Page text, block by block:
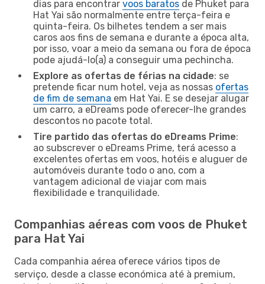
dias para encontrar voos baratos de Phuket para
Hat Yai são normalmente entre terça-feira e
quinta-feira. Os bilhetes tendem a ser mais
caros aos fins de semana e durante a época alta,
por isso, voar a meio da semana ou fora de época
pode ajudá-lo(a) a conseguir uma pechincha.
Explore as ofertas de férias na cidade: se
pretende ficar num hotel, veja as nossas ofertas
de fim de semana em Hat Yai. E se desejar alugar
um carro, a eDreams pode oferecer-lhe grandes
descontos no pacote total.
Tire partido das ofertas do eDreams Prime:
ao subscrever o eDreams Prime, terá acesso a
excelentes ofertas em voos, hotéis e aluguer de
automóveis durante todo o ano, com a
vantagem adicional de viajar com mais
flexibilidade e tranquilidade.
Companhias aéreas com voos de Phuket
para Hat Yai
Cada companhia aérea oferece vários tipos de
serviço, desde a classe económica até à premium,